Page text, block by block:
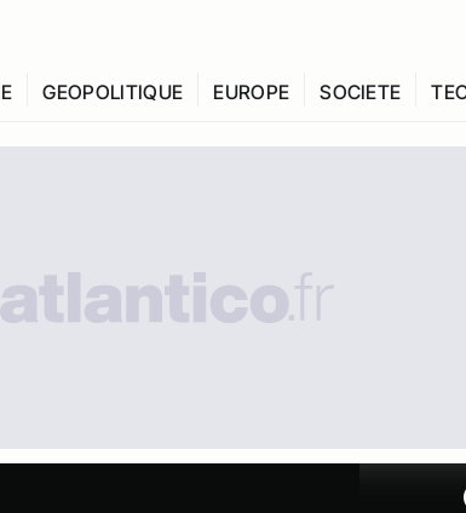
GEOPOLITIQUE EUROPE SOCIETE